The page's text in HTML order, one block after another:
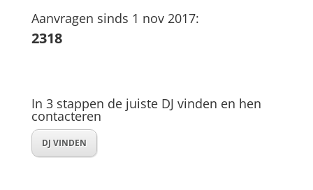
Aanvragen sinds 1 nov 2017:
2318
In 3 stappen de juiste DJ vinden en hen
contacteren
DJ VINDEN